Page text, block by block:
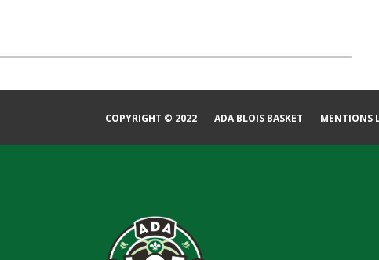
COPYRIGHT © 2022 ADA BLOIS BASKET MENTIONS